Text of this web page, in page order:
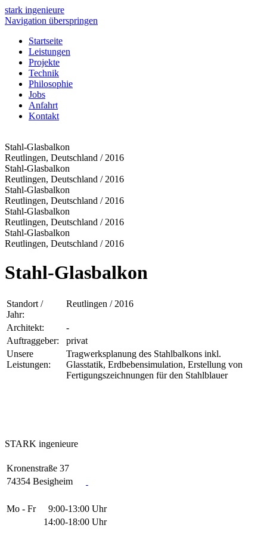
stark ingenieure
Navigation überspringen
Startseite
Leistungen
Projekte
Technik
Philosophie
Jobs
Anfahrt
Kontakt
Stahl-Glasbalkon
Reutlingen, Deutschland / 2016
Stahl-Glasbalkon
Reutlingen, Deutschland / 2016
Stahl-Glasbalkon
Reutlingen, Deutschland / 2016
Stahl-Glasbalkon
Reutlingen, Deutschland / 2016
Stahl-Glasbalkon
Reutlingen, Deutschland / 2016
Stahl-Glasbalkon
Standort /
Jahr:
Reutlingen / 2016
Architekt:
-
Auftraggeber:
privat
Unsere
Leistungen:
Tragwerksplanung des Stahlbalkons inkl.
Glasstatik, Erdbebensimulation, Erstellung von
Fertigungszeichnungen für den Stahlblauer
STARK ingenieure
Kronenstraße 37
74354 Besigheim
Mo - Fr
9:00-13:00 Uhr
14:00-18:00 Uhr